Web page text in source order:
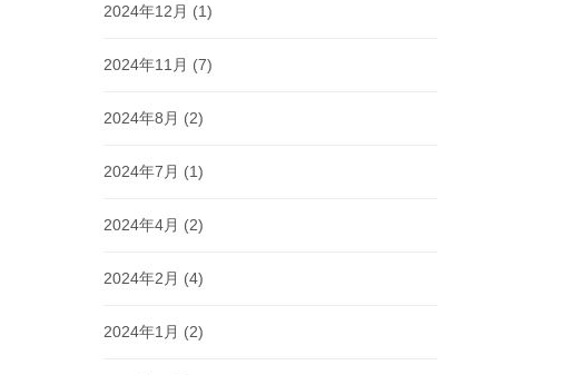
2024年12月 (1)
2024年11月 (7)
2024年8月 (2)
2024年7月 (1)
2024年4月 (2)
2024年2月 (4)
2024年1月 (2)